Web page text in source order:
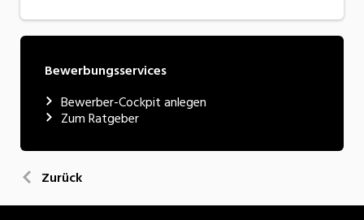
Bewerbungsservices
Bewerber-Cockpit anlegen
Zum Ratgeber
Zurück